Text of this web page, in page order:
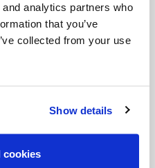
analytics partners who
that you’ve
collected from your use
Show details
cookies
照天主所賜的共融，按
。共融中彰顯出來的多
推動下，以基督為中心